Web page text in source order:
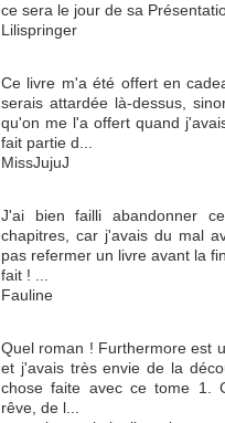
ce sera le jour de sa
Lilispringer
Ce livre m'a été offert en
serais attardée là-dessus,
qu'on me l'a offert quand
fait partie d...
MissJujuJ
J'ai bien failli abandonner
chapitres, car j'avais du mal
pas refermer un livre avant la
fait ! ...
Fauline
Quel roman ! Furthermore est
et j'avais très envie de la
chose faite avec ce tome 1.
rêve, de l...